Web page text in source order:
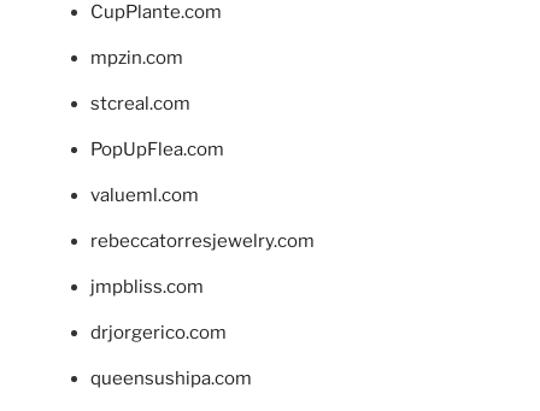
CupPlante.com
mpzin.com
stcreal.com
PopUpFlea.com
valueml.com
rebeccatorresjewelry.com
jmpbliss.com
drjorgerico.com
queensushipa.com